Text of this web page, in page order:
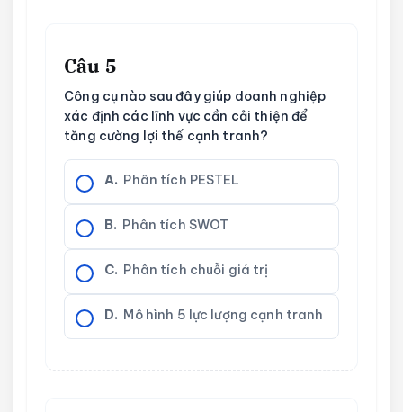
Câu 5
Công cụ nào sau đây giúp doanh nghiệp
xác định các lĩnh vực cần cải thiện để
tăng cường lợi thế cạnh tranh?
A. Phân tích PESTEL
B. Phân tích SWOT
C. Phân tích chuỗi giá trị
D. Mô hình 5 lực lượng cạnh tranh